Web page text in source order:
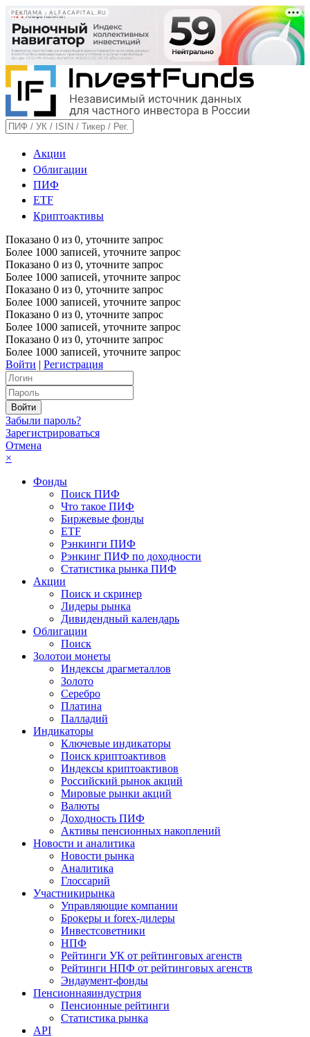
РЕКЛАМА • ALFACAPITAL.RU
Акции
Облигации
ПИФ
ETF
Криптоактивы
Показано 0 из 0, уточните запрос
Более 1000 записей, уточните запрос
Показано 0 из 0, уточните запрос
Более 1000 записей, уточните запрос
Показано 0 из 0, уточните запрос
Более 1000 записей, уточните запрос
Показано 0 из 0, уточните запрос
Более 1000 записей, уточните запрос
Показано 0 из 0, уточните запрос
Более 1000 записей, уточните запрос
Войти | Регистрация
Забыли пароль?
Зарегистрироваться
Отмена
×
Фонды
Поиск ПИФ
Что такое ПИФ
Биржевые фонды
ETF
Рэнкинги ПИФ
Рэнкинг ПИФ по доходности
Статистика рынка ПИФ
Акции
Поиск и скринер
Лидеры рынка
Дивидендный календарь
Облигации
Поиск
Золотои монеты
Индексы драгметаллов
Золото
Серебро
Платина
Палладий
Индикаторы
Ключевые индикаторы
Поиск криптоактивов
Индексы криптоактивов
Российский рынок акций
Мировые рынки акций
Валюты
Доходность ПИФ
Активы пенсионных накоплений
Новости и аналитика
Новости рынка
Аналитика
Глоссарий
Участникирынка
Управляющие компании
Брокеры и forex-дилеры
Инвестсоветники
НПФ
Рейтинги УК от рейтинговых агенств
Рейтинги НПФ от рейтинговых агенств
Эндаумент-фонды
Пенсионнаяиндустрия
Пенсионные рейтинги
Статистика рынка
API